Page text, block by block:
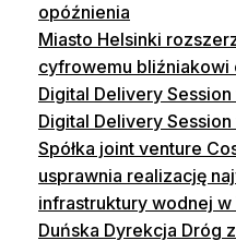
opóźnienia
Miasto Helsinki
cyfrowemu bliźniakowi
Digital Delivery
Digital Delivery
Spółka joint venture
usprawnia realizację
infrastruktury wodnej
Duńska Dyrekcja Dróg